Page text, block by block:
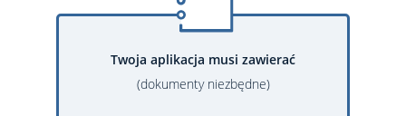
Twoja aplikacja musi zawierać
(dokumenty niezbędne)